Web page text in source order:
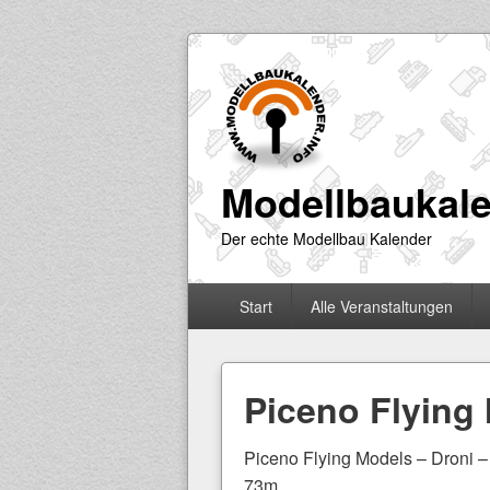
Der echte Modellbau Kalender
Start Alle Veranstaltungen
Piceno Flying
Piceno Flying Models – Droni